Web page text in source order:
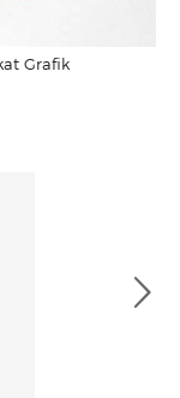
Grafik